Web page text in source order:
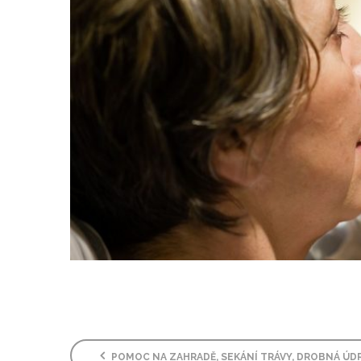
POMOC NA ZAHRADĚ, SEKÁNÍ TRÁVY, DROBNÁ